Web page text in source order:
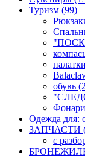
Туризм (99)
обувь
Одежда для:
ЗАПЧАСТИ
с